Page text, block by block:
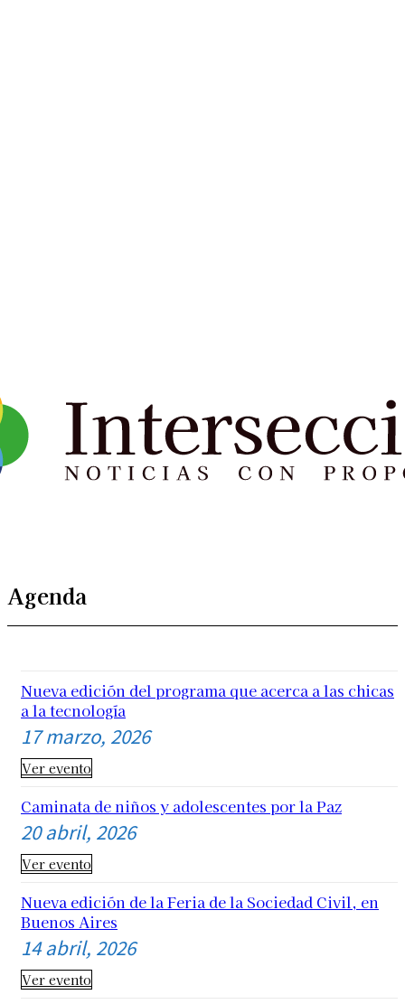
Agenda
Nueva edición del programa que acerca a las chicas
a la tecnología
17 marzo, 2026
Ver evento
Caminata de niños y adolescentes por la Paz
20 abril, 2026
Ver evento
Nueva edición de la Feria de la Sociedad Civil, en
Buenos Aires
14 abril, 2026
Ver evento